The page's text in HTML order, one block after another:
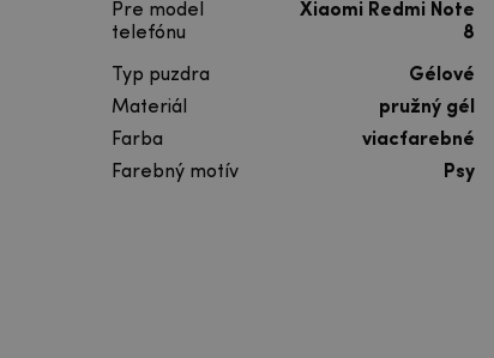
Pre model
telefónu
Xiaomi Redmi Note
8
Typ puzdra
Gélové
Materiál
pružný gél
Farba
viacfarebné
Farebný motív
Psy